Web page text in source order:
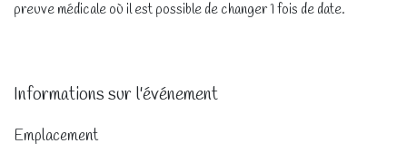
preuve médicale où il est possible de changer 1 fois de date.
Informations sur l'événement
Emplacement